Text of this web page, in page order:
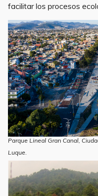
facilitar los procesos
Parque Lineal Gran Canal,
Luque.